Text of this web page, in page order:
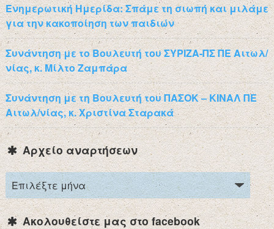
Ενημερωτική Ημερίδα: Σπάμε τη σιωπή και μιλάμε
για την κακοποίηση των παιδιών
Συνάντηση με το Βουλευτή του ΣΥΡΙΖΑ-ΠΣ ΠΕ Αιτωλ/
νίας, κ. Μίλτο Ζαμπάρα
Συνάντηση με τη Βουλευτή του ΠΑΣΟΚ – ΚΙΝΑΛ ΠΕ
Αιτωλ/νίας, κ. Χριστίνα Σταρακά
Αρχείο αναρτήσεων
Ακολουθείστε μας στο facebook